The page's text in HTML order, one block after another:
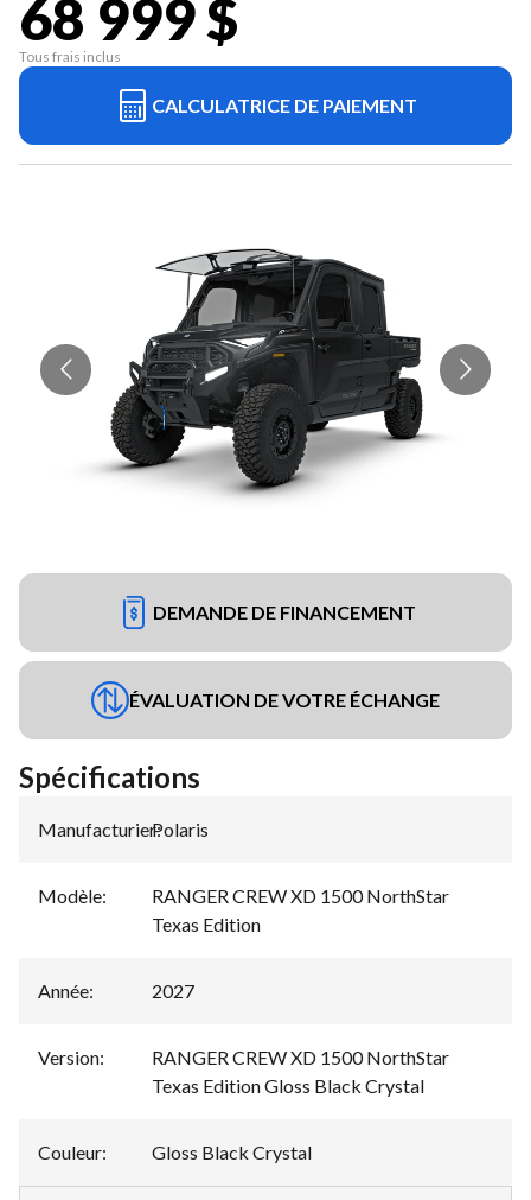
68 999 $
Tous frais inclus
CALCULATRICE DE PAIEMENT
DEMANDE DE FINANCEMENT
ÉVALUATION DE VOTRE ÉCHANGE
Spécifications
Manufacturier:
Polaris
Modèle:
RANGER CREW XD 1500 NorthStar
Texas Edition
Année: 2027
Version:
RANGER CREW XD 1500 NorthStar
Texas Edition Gloss Black Crystal
Couleur: Gloss Black Crystal